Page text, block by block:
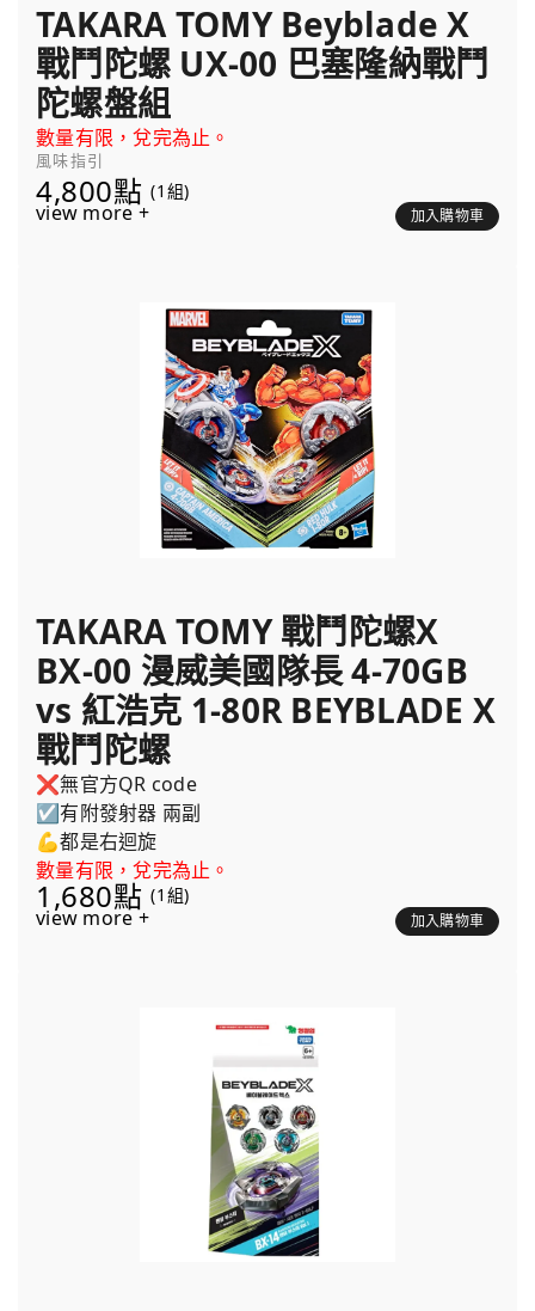
TAKARA TOMY Beyblade X
戰鬥陀螺 UX-00 巴塞隆納戰鬥
陀螺盤組
數量有限，兌完為止。
風味指引
4,800點 (1組)
view more + 加入購物車
TAKARA TOMY 戰鬥陀螺X
BX-00 漫威美國隊長 4-70GB
vs 紅浩克 1-80R BEYBLADE X
戰鬥陀螺
❌無官方QR code
☑️有附發射器 兩副
💪都是右迴旋
數量有限，兌完為止。
1,680點 (1組)
view more + 加入購物車